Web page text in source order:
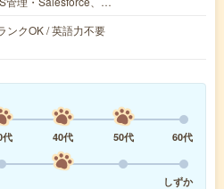
ンクOK / 英語力不要
代 40代 50代
60代
しずか